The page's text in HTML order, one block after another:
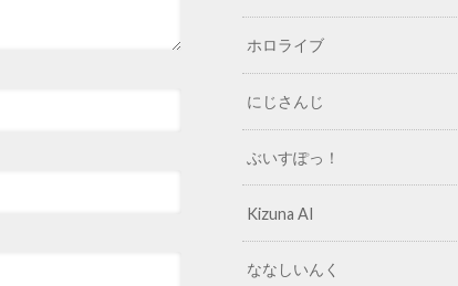
ホロライブ
にじさんじ
ぶいすぽっ！
Kizuna AI
ななしいんく